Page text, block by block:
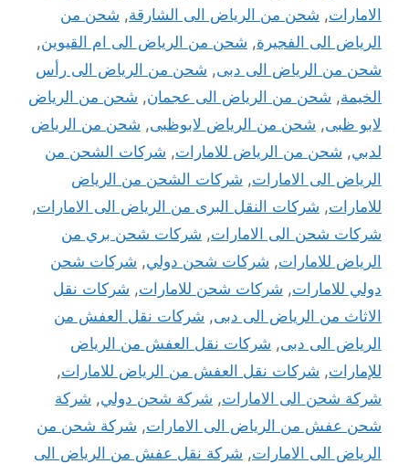
الامارات, شحن من الرياض الى الشارقة, شحن من
الرياض الى الفجيرة, شحن من الرياض الى ام القيوين,
شحن من الرياض الى دبى, شحن من الرياض الى رأس
الخيمة, شحن من الرياض الى عجمان, شحن من الرياض
لابو ظبى, شحن من الرياض لابوظبى, شحن من الرياض
لدبي, شحن من الرياض للامارات, شركات الشحن من
الرياض الى الامارات, شركات الشحن من الرياض
للامارات, شركات النقل البرى من الرياض الى الامارات,
شركات شحن الى الامارات, شركات شحن بري من
الرياض للامارات, شركات شحن دولي, شركات شحن
دولي للامارات, شركات شحن للامارات, شركات نقل
الاثاث من الرياض الى دبى, شركات نقل العفش من
الرياض الى دبى, شركات نقل العفش من الرياض
للإمارات, شركات نقل العفش من الرياض للامارات,
شركة شحن الى الامارات, شركة شحن دولي, شركة
شحن عفش من الرياض الى الامارات, شركة شحن من
الرياض الى الامارات, شركة نقل عفش من الرياض الى